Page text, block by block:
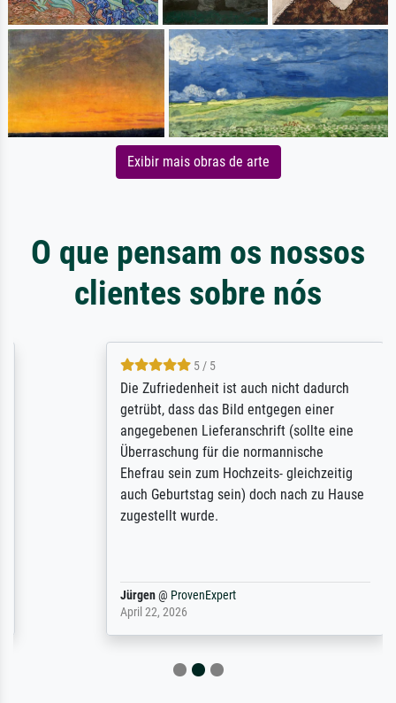
Exibir mais obras de arte
O que pensam os nossos
clientes sobre nós
5 / 5
Die Zufriedenheit ist auch nicht dadurch
getrübt, dass das Bild entgegen einer
angegebenen Lieferanschrift (sollte eine
Überraschung für die normannische
Ehefrau sein zum Hochzeits- gleichzeitig
auch Geburtstag sein) doch nach zu Hause
zugestellt wurde.
@ProvenExpert
April 22, 2026